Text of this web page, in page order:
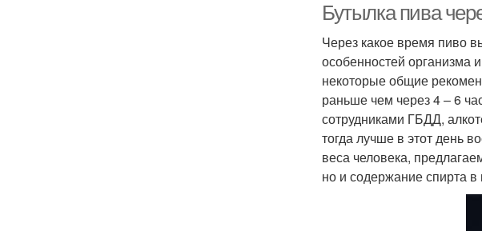
Бутылка пива
Через какое время пиво
особенностей организма
некоторые общие
раньше чем через 4 – 6
сотрудниками ГБДД,
тогда лучше в этот день
веса человека,
но и содержание спирта в